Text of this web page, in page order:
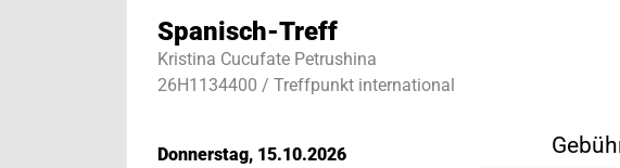
Spanisch-Treff
Kristina Cucufate Petrushina
26H1134400 / Treffpunkt international
Donnerstag, 15.10.2026